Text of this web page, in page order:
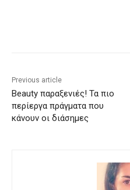
Previous article
Beauty παραξενιές! Τα πιο
περίεργα πράγματα που
κάνουν οι διάσημες